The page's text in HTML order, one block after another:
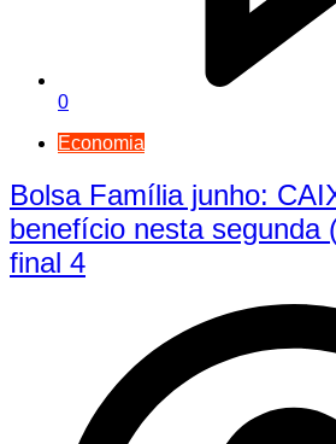
0
Economia
Bolsa Família junho:
benefício nesta segunda
final 4